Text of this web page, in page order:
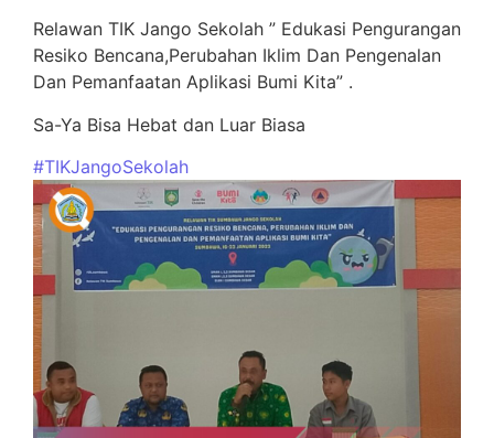
Relawan TIK Jango Sekolah ” Edukasi Pengurangan
Resiko Bencana,Perubahan Iklim Dan Pengenalan
Dan Pemanfaatan Aplikasi Bumi Kita” .
Sa-Ya Bisa Hebat dan Luar Biasa
#TIKJangoSekolah